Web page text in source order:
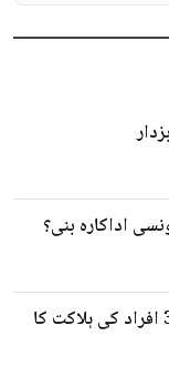
اداکارہ بنی؟
یوکرین: ماریوپول تھیٹر پر روسی بمباری، 300 افراد کی ہلاکت کا